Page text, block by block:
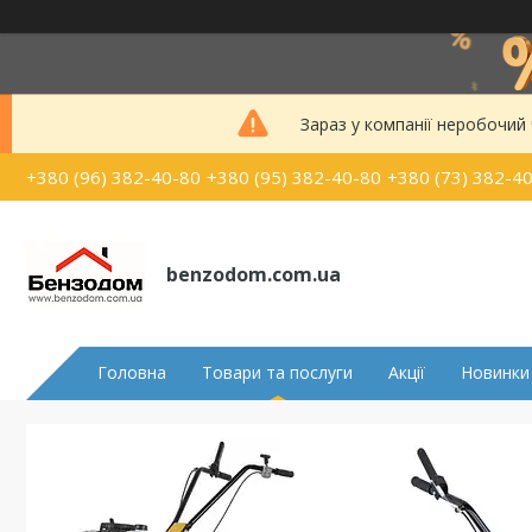
Зараз у компанії
+380 (96) 382-40-80 +380 (95) 382-40-80 +380 (73) 382-
benzodom.com.ua
Головна Товари та послуги Акції Новинки